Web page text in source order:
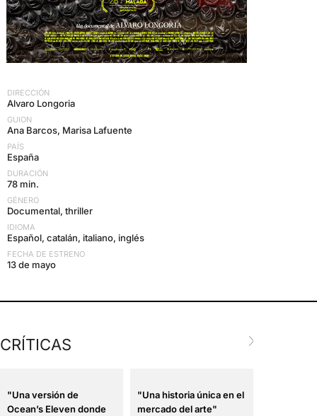
DIRECCIÓN
Alvaro Longoria
GUION
Ana Barcos, Marisa Lafuente
PAÍS
España
DURACIÓN
78 min.
GÉNERO
Documental, thriller
IDIOMA
Español, catalán, italiano, inglés
FECHA DE ESTRENO
13 de mayo
CRÍTICAS
"Una versión de
Ocean’s Eleven donde
"Una historia única en el
mercado del arte"